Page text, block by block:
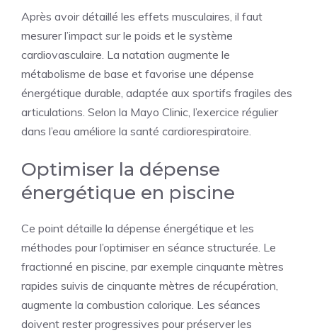
Après avoir détaillé les effets musculaires, il faut
mesurer l’impact sur le poids et le système
cardiovasculaire. La natation augmente le
métabolisme de base et favorise une dépense
énergétique durable, adaptée aux sportifs fragiles des
articulations. Selon la Mayo Clinic, l’exercice régulier
dans l’eau améliore la santé cardiorespiratoire.
Optimiser la dépense
énergétique en piscine
Ce point détaille la dépense énergétique et les
méthodes pour l’optimiser en séance structurée. Le
fractionné en piscine, par exemple cinquante mètres
rapides suivis de cinquante mètres de récupération,
augmente la combustion calorique. Les séances
doivent rester progressives pour préserver les